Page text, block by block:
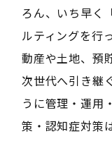
ろん、いち早く
ルティングを行
動産や土地、預
次世代へ引き継
うに管理・運用
策・認知症対策